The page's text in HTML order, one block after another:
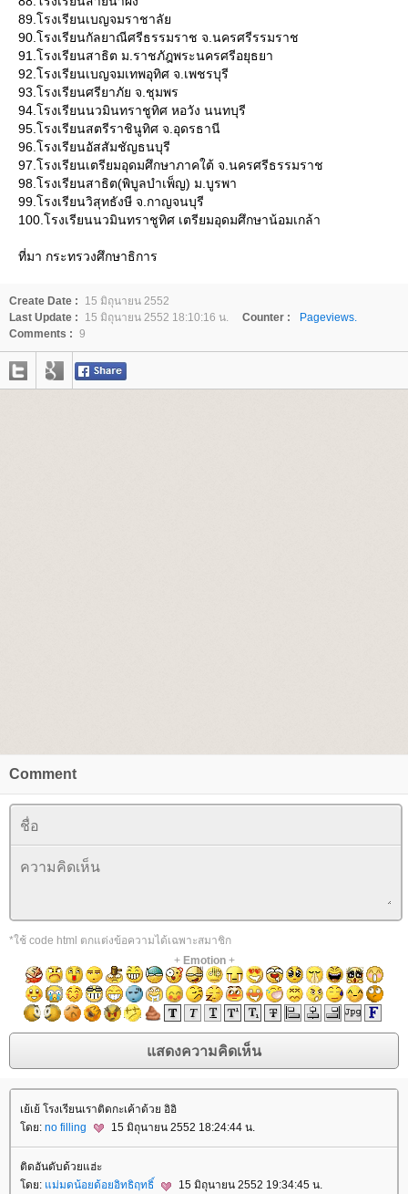
89.โรงเรียนเบญจมราชาลั
90.โรงเรียนกัลยาณีศรีธรรมราช จ.นครศรีรรมราช
91.โรงเรียนสาธิต ม.ราชภัฎพระนครศรีอยุธยา
92.โรงเรียนเบญจมเทพอุทิศ จ.เพชรบุรี
93.โรงเรียนศรียาภัย จ.ชุมพร
94.โรงเรียนนวมินทราชูทิศ หอวัง นนทบุรี
95.โรงเรียนสตรีราชินูทิศ จ.อุดรธานี
96.โรงเรียนอัสสัมชัญธนบุรี
97.โรงเรียนเตรียมอุดมศึกษาภาคใต้ จ.นครศรีธรรมราช
98.โรงเรียนสาธิต(พิบูลบำเพ็ญ) ม.บูรพา
99.โรงเรียนวิสุทธังษี จ.กาญจนบุรี
100.โรงเรียนนวมินทราชูทิศ เตรียมอุดมศึกษาน้อมเกล้า
ที่มา กระทรวงศึกษาธิการ
Create Date :
15 มิถุนายน 2552
Last Update :
15 มิถุนายน 2552 18:10:16 น. Counter :
Pageviews.
Comments : 9
Comment
*ใช้ code html ตกแต่งข้อความได้เฉพาะสมาชิก
+ Emotion+
เย้เย้ โรงเรียนเราติดกะเค้าด้วย อิอิ
ดย: no filling 15 มิถุนายน 2552 18:24:44 น.
ติดอันดับด้วยแฮ่ะ
ดย: ม่มดน้อยด้อยอิทธิฤทธิ์ 15 มิถุนายน 2552 19:34:45 น.